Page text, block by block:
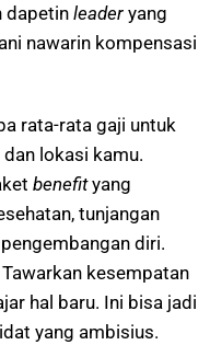
dapetin leader yang
nawarin kompensasi
rata-rata gaji untuk
lokasi kamu.
benefityang
tunjangan
diri.
Tawarkan kesempatan
hal baru. Ini bisa jadi
yang ambisius.